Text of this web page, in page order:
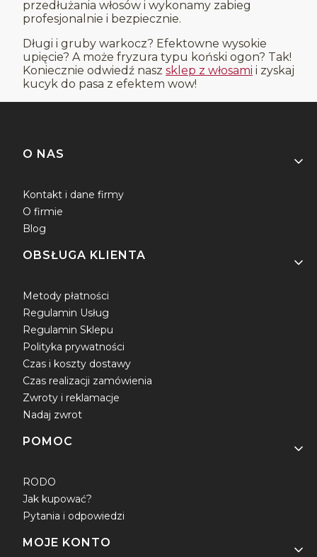
przedłużania włosów i wykonamy zabieg
profesjonalnie i bezpiecznie.
Długi i gruby warkocz? Efektowne wysokie
upięcie? A może fryzura typu koński ogon? Tak!
Koniecznie odwiedź nasz sklep z włosami i zyskaj
kucyk do pasa z efektem wow!
Linki w stopce
O NAS
Kontakt i dane firmy
O firmie
Blog
OBSŁUGA KLIENTA
Metody płatności
Regulamin Usług
Regulamin Sklepu
Polityka prywatności
Czas i koszty dostawy
Czas realizacji zamówienia
Zwroty i reklamacje
Nadaj zwrot
POMOC
RODO
Jak kupować?
Pytania i odpowiedzi
MOJE KONTO